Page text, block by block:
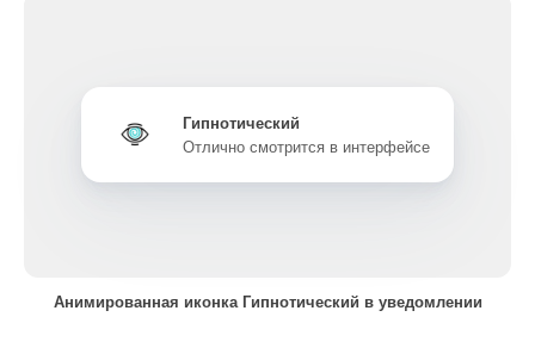
Гипнотический
Отлично смотрится в интерфейсе
Анимированная иконка Гипнотический в уведомлении